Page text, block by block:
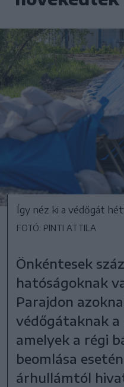
Így néz ki a védőgát
FOTÓ: PINTI ATTILA
Önkéntesek
hatóságoknak
Parajdon
védőgátaknak a
amelyek a régi
beomlása
árhullámtól